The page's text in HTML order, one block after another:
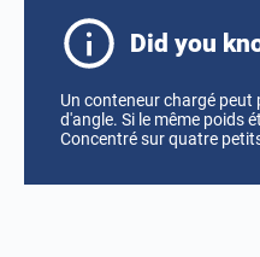
Did you
Un conteneur chargé peut
d'angle. Si le même poids
Concentré sur quatre